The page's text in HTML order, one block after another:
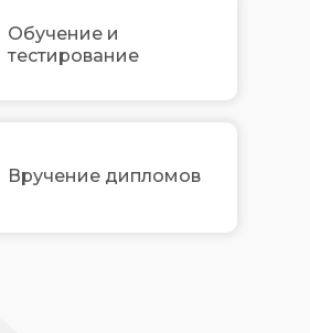
Обучение и
тестирование
Вручение дипломов